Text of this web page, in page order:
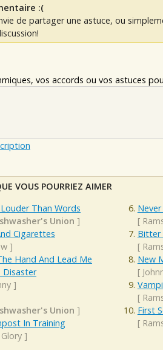
:(
de partager une astuce, ou
vos accords ou vos astuces
VOUS POURRIEZ AIMER
Than Words
Union ]
Cigarettes
]
Hand And Lead Me
Disaster
]
Union ]
In Training
]
[
Bitter
[
New
[
[
First
[